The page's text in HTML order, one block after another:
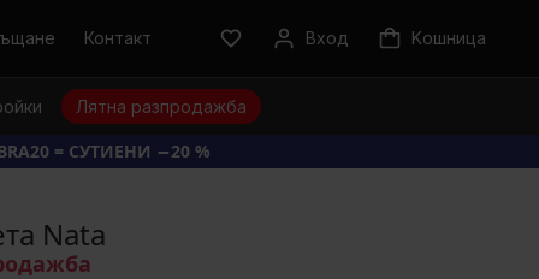
Контакт Вход Kошница
Лятна разпродажба
= СУТИЕНИ −20 %
Nata